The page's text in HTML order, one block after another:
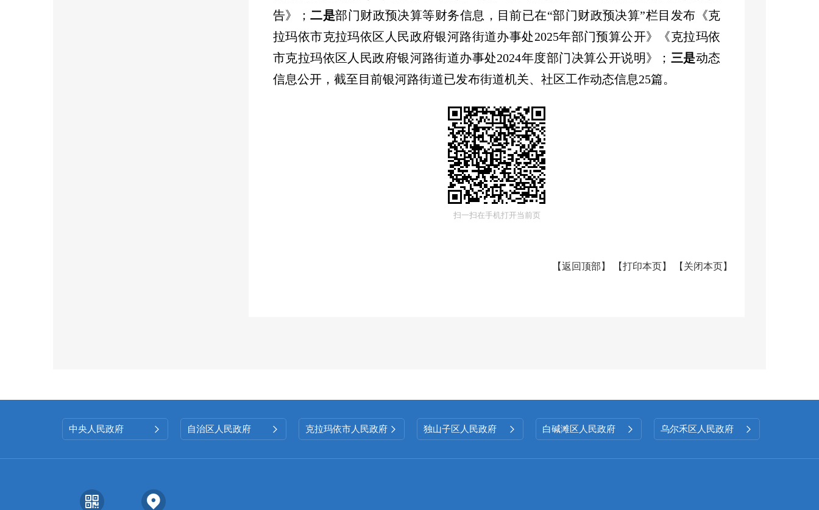
告》； 二是部门财政预决算等财务信息，目前已在“部门财政预决算”栏目发布《克
拉玛依市克拉玛依区人民政府银河路街道办事处2025年部门预算公开》《克拉玛依
市克拉玛依区人民政府银河路街道办事处2024年度部门决算公开说明》； 三是动态
信息公开，截至目前银河路街道已发布街道机关、社区工作动态信息25篇。
规范依申请公开办理流程，建立“接收、登记、审核、办理、答复、归档
环管理机制，明确办理时限和责任分工。2025年，银河路街道未收到政府信息依申
政务公开审查程序，落实
“三审三
河路街道通过人民网、新华网、天山网、克拉玛依零距离、克拉玛依日报、克拉玛
扫一扫在手机打开当前页
【返回顶部 】 【打印本页】 【 关闭本页】
中央人民政府  自治区人民政府  克拉玛依市人民政府  独山子区人民政府  白碱滩区人民政府  乌尔禾区人民政府 